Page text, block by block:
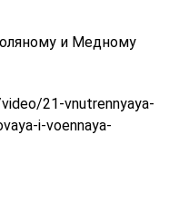
и Медному
21-vnutrennyaya-
i-voennaya-